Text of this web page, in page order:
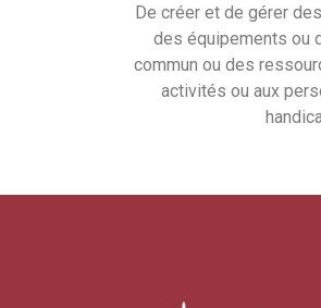
De créer et de gérer
des équipements ou
commun ou des
activités ou aux